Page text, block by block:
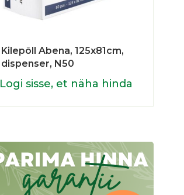
Kilepõll Abena, 125x81cm,
dispenser, N50
Logi sisse, et näha hinda